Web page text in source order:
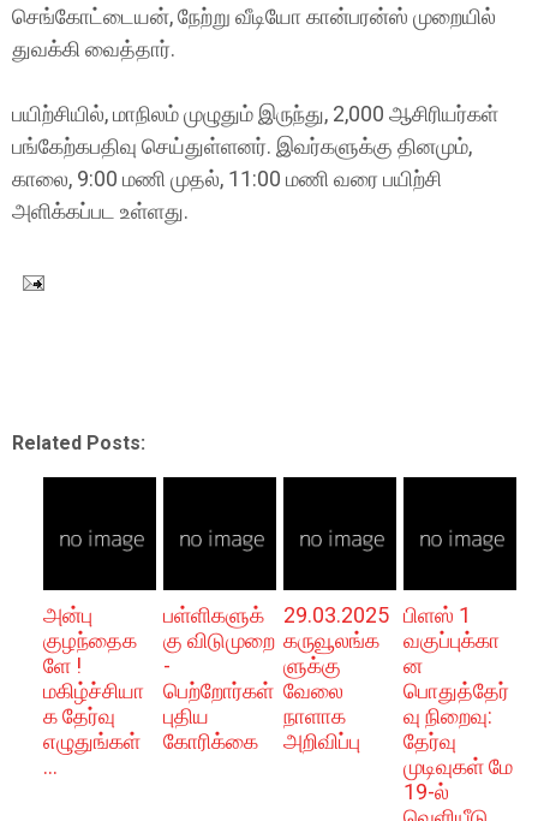
செங்கோட்டையன், நேற்று வீடியோ கான்பரன்ஸ் முறையில்
துவக்கி வைத்தார்.
பயிற்சியில், மாநிலம் முழுதும் இருந்து, 2,000 ஆசிரியர்கள்
பங்கேற்கபதிவு செய்துள்ளனர். இவர்களுக்கு தினமும்,
காலை, 9:00 மணி முதல், 11:00 மணி வரை பயிற்சி
அளிக்கப்பட உள்ளது.
Related Posts:
அன்பு
குழந்தைக
ளே !
மகிழ்ச்சியா
க தேர்வு
எழுதுங்கள்
...
பள்ளிகளுக்
கு விடுமுறை
-
பெற்றோர்கள்
புதிய
கோரிக்கை
29.03.2025
கருவூலங்க
ளுக்கு
வேலை
நாளாக
அறிவிப்பு
பிளஸ் 1
வகுப்புக்கா
ன
பொதுத்தேர்
வு நிறைவு:
தேர்வு
முடிவுகள் மே
19-ல்